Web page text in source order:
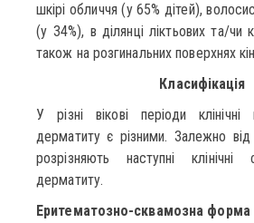
шкірі обличчя (у 65% дітей),
(у 34%), в ділянці ліктьових та/чи
також на розгинальних поверхнях
Класифікація
У різні вікові періоди клінічні
дерматиту є різними. Залежно від
розрізняють наступні клінічні
дерматиту.
Еритематозно-сквамозна форма